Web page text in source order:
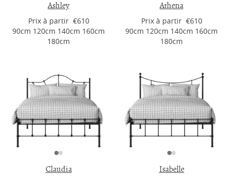
Ashley
Prix ​​à partir €610
90cm 120cm 140cm 160cm
180cm
Athena
Prix ​​à partir €610
90cm 120cm 140cm 160cm
180cm
Claudia Isabelle